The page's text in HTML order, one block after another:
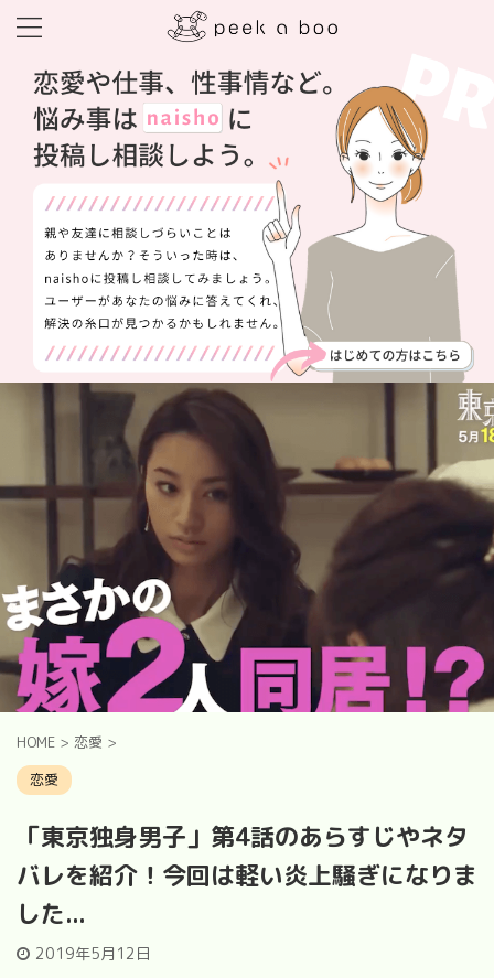
HOME > 恋愛 >
恋愛
「東京独身男子」第4話のあらすじやネタ
バレを紹介！今回は軽い炎上騒ぎになりま
した...
2019年5月12日